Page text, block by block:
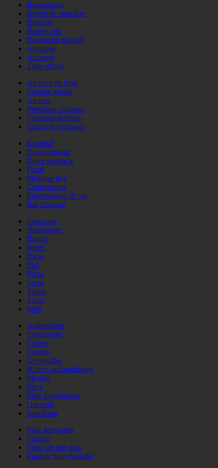
Romantique
Bistrot de caractère
Branché
Happy chic
Restaurant dansant
Atypique
Auberge
Table d'hôte
Au bord de l'eau
Charme urbain
Au vert
Premières terrasses
Terrasses secrètes
Toutes les terrasses
Karaoké
Diner dansant
Diner spectacle
Festif
Musique live
Catherinettes
Enterrements de vie
Bar Dansant
Couscous
Hamburger
Burger
Nems
Paëla
Phö
Pizza
Sushi
Tajine
Tapas
Wok
Andouillette
Choucroute
Crêpes
Fondue
Grenouilles
Huitres et coquillages
Moules
Pâtes
Plats Végétariens
Quenelle
Saucisson
Plats àemporter
Traiteur
Vente de foie gras
Epicerie fine (bientôt)